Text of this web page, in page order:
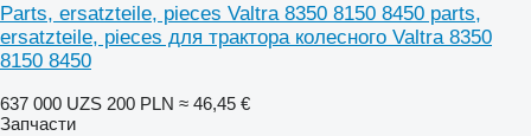
Parts, ersatzteile, pieces Valtra 8350 8150 8450 parts,
ersatzteile, pieces для трактора колесного Valtra 8350
8150 8450
637 000 UZS 200 PLN ≈ 46,45 €
Запчасти